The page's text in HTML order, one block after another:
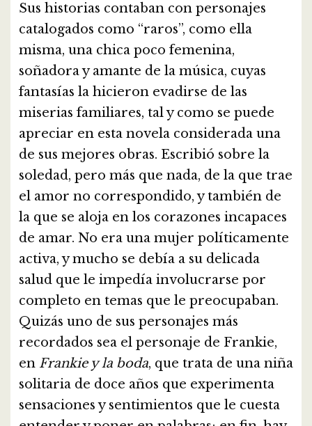
Sus historias contaban con personajes
catalogados como “raros”, como ella
misma, una chica poco femenina,
soñadora y amante de la música, cuyas
fantasías la hicieron evadirse de las
miserias familiares, tal y como se puede
apreciar en esta novela considerada una
de sus mejores obras. Escribió sobre la
soledad, pero más que nada, de la que trae
el amor no correspondido, y también de
la que se aloja en los corazones incapaces
de amar. No era una mujer políticamente
activa, y mucho se debía a su delicada
salud que le impedía involucrarse por
completo en temas que le preocupaban.
Quizás uno de sus personajes más
recordados sea el personaje de Frankie,
en Frankie y la boda, que trata de una niña
solitaria de doce años que experimenta
sensaciones y sentimientos que le cuesta